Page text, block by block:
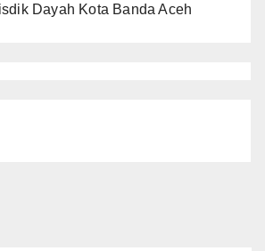
Dayah Kota Banda Aceh